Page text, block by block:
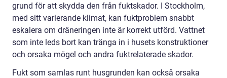
grund för att skydda den från fuktskador. I Stockholm,
med sitt varierande klimat, kan fuktproblem snabbt
eskalera om dräneringen inte är korrekt utförd. Vattnet
som inte leds bort kan tränga in i husets konstruktioner
och orsaka mögel och andra fuktrelaterade skador.
Fukt som samlas runt husgrunden kan också orsaka